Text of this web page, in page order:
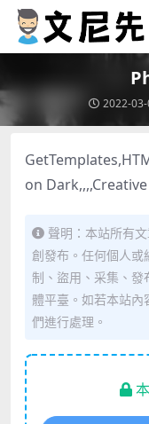
2022-
on
聲明：本站所有
創發布。任何個人
制、盜用、采集、發
體平臺。如若本站
們進行處理。